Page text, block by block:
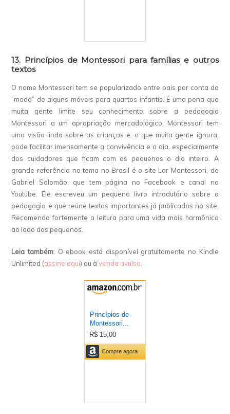
13. Princípios de Montessori para famílias e outros
textos
O nome Montessori tem se popularizado entre pais por conta da
“moda” de alguns móveis para quartos infantis. É uma pena que
muita gente limite seu conhecimento sobre a pedagogia
Montessori a um apropriação mercadológico. Montessori tem
uma visão linda sobre as crianças e, o que muita gente ignora,
pode facilitar imensamente a convivência e o dia, especialmente
dos cuidadores que ficam com os pequenos o dia inteiro. A
grande referência no tema no Brasil é o site Lar Montessori, de
Gabriel Salomão, que tem página no Facebook e canal no
Youtube. Ele escreveu um pequeno livro introdutório sobre a
pedagogia e que reúne textos importantes já publicados no site.
Recomendo fortemente a leitura para uma vida mais harmônica
ao lado dos pequenos.
Leia também: O ebook está disponível gratuitamente no Kindle
Unlimited (assine aqui) ou àvenda avulso